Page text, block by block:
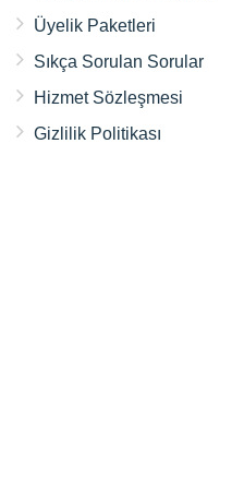
Üyelik Paketleri
Sıkça Sorulan Sorular
Hizmet Sözleşmesi
Gizlilik Politikası